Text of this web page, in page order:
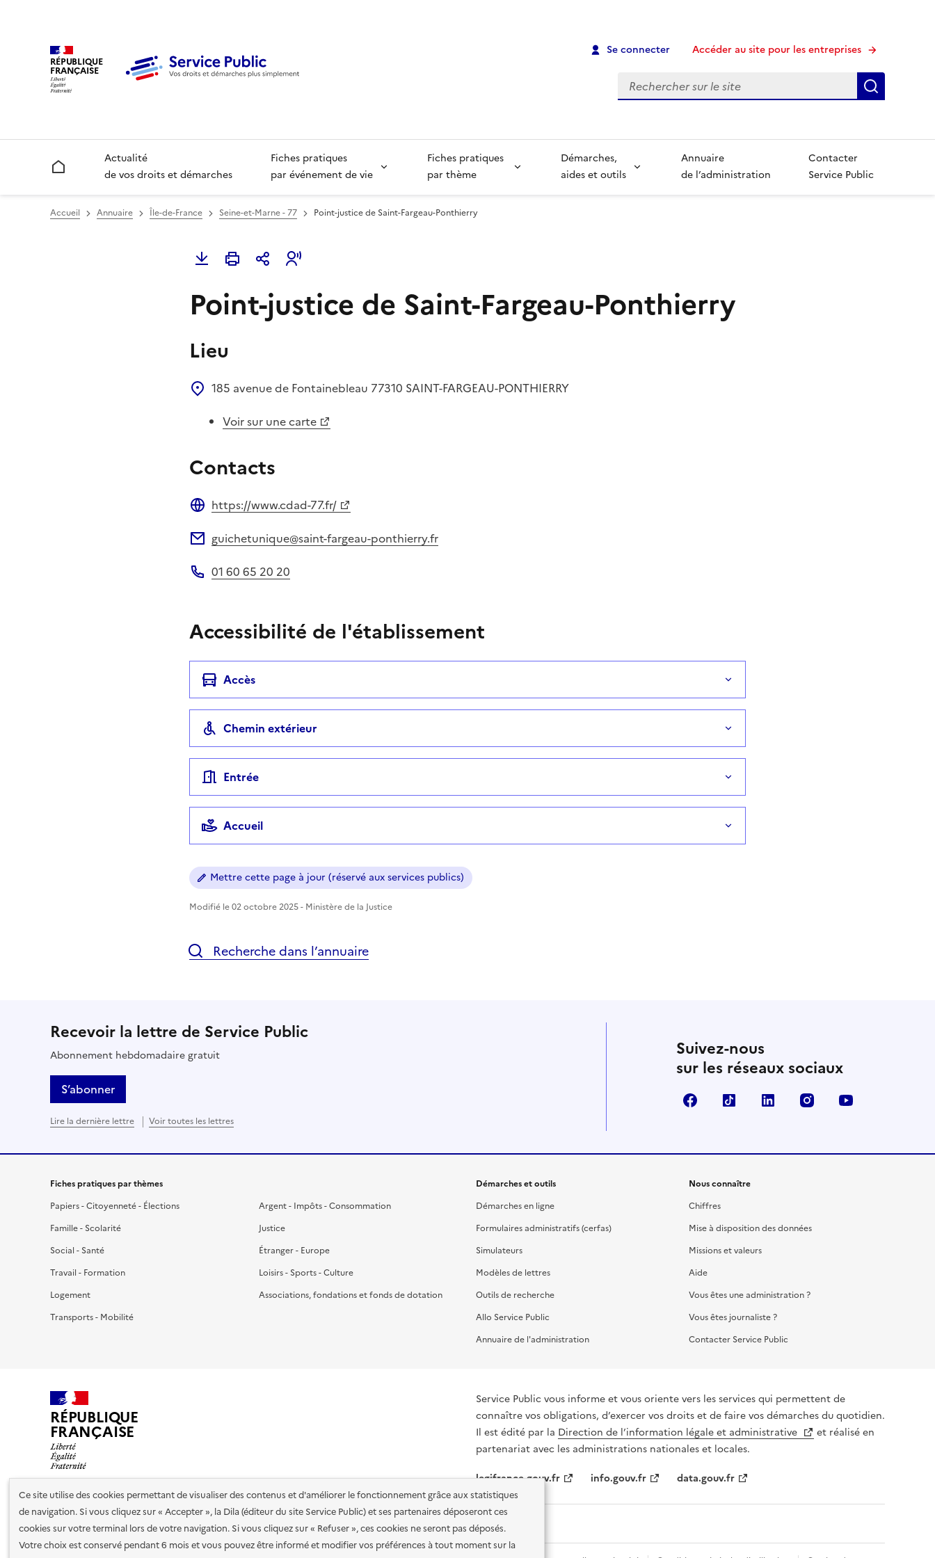
Ce site utilise des cookies permettant de visualiser des contenus et d'améliorer le fonctionnement grâce aux statistiques
de navigation. Si vous cliquez sur « Accepter », la Dila (éditeur du site Service Public) et ses partenaires déposeront ces
cookies sur votre terminal lors de votre navigation. Si vous cliquez sur « Refuser », ces cookies ne seront pas déposés.
Votre choix est conservé pendant 6 mois et vous pouvez être informé et modifier vos préférences à tout moment sur la
RÉPUBLIQUE
FRANÇAISE
Se connecter Accéder au site pour les entreprises
Recherche
Accueil
Actualité
de vos droits et démarches
Fiches pratiques
par événement de vie
Fiches pratiques
par thème
Démarches,
aides et outils
Annuaire
de l’administration
Contacter
Service Public
Accueil Annuaire Île-de-France Seine-et-Marne - 77 Point-justice de Saint-Fargeau-Ponthierry
Point-justice de Saint-Fargeau-Ponthierry
Lieu
185 avenue de Fontainebleau 77310 SAINT-FARGEAU-PONTHIERRY
Voir sur une carte
Contacts
https://www.cdad-77.fr/
guichetunique@saint-fargeau-ponthierry.fr
01 60 65 20 20
Accessibilité de l'établissement
Accès
Chemin extérieur
Entrée
Accueil
Mettre cette page à jour (réservé aux services publics)
Modifié le 02 octobre 2025 - Ministère de la Justice
Recherche dans l’annuaire
Recevoir la lettre de Service Public
Abonnement hebdomadaire gratuit
S’abonner
Lire la dernière lettre Voir toutes les lettres
Suivez-nous
sur les réseaux sociaux
FacebookTikTok LinkedIn Instagram
Fiches pratiques par thèmes
Papiers - Citoyenneté - Élections
Famille - Scolarité
Social - Santé
Travail - Formation
Logement
Transports - Mobilité
Argent - Impôts - Consommation
Justice
Étranger - Europe
Loisirs - Sports - Culture
Associations, fondations et fonds de dotation
Démarches et outils
Démarches en ligne
Formulaires administratifs (cerfas)
Simulateurs
Modèles de lettres
Outils de recherche
Allo Service Public
Annuaire de l'administration
Nous connaître
Chiffres
Mise à disposition des données
Missions et valeurs
Aide
Vous êtes une administration ?
Vous êtes journaliste ?
Contacter Service Public
RÉPUBLIQUE
FRANÇAISE
Service Public vous informe et vous oriente vers les services qui permettent de
connaître vos obligations, d’exercer vos droits et de faire vos démarches du quotidien.
Il est édité par la Direction de l’information légale et administrative
et réalisé en
partenariat avec les administrations nationales et locales.
legifrance.gouv.fr
info.gouv.fr data.gouv.fr
Nos partenaires